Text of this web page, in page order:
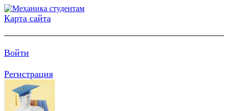
Карта сайта
Войти
Регистрация